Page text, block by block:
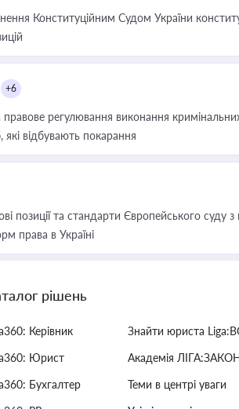
Конституційним Судом України
+6
регулювання виконання кримінальних
відбувають покарання
позиції та стандарти Європейського суду
права в Україні
рішень
Керівник
Юрист
Бухгалтер
Знайти юриста
Академія
Теми в центрі уваги